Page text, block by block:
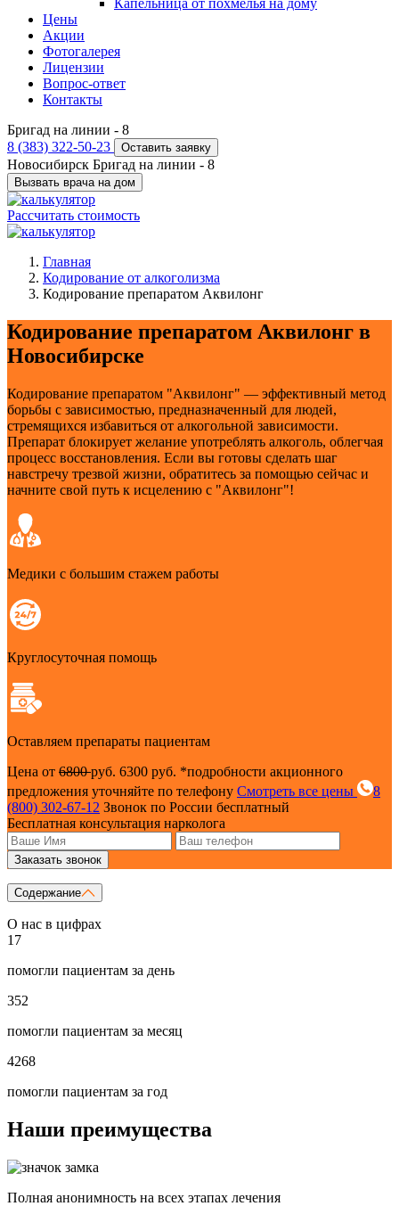
Капельница от похмелья на дому
Цены
Акции
Фотогалерея
Лицензии
Вопрос-ответ
Контакты
Бригад на линии - 8
8 (383) 322-50-23
Оставить заявку
Новосибирск Бригад на линии - 8
Вызвать врача на дом
Рассчитать стоимость
Главная
Кодирование от алкоголизма
Кодирование препаратом Аквилонг
Кодирование препаратом Аквилонг в
Новосибирске
Кодирование препаратом "Аквилонг" — эффективный метод
борьбы с зависимостью, предназначенный для людей,
стремящихся избавиться от алкогольной зависимости.
Препарат блокирует желание употреблять алкоголь, облегчая
процесс восстановления. Если вы готовы сделать шаг
навстречу трезвой жизни, обратитесь за помощью сейчас и
начните свой путь к исцелению с "Аквилонг"!
Медики с большим стажем работы
Круглосуточная помощь
Оставляем препараты пациентам
Цена от 6800руб. 6300 руб. *подробности акционного
предложения уточняйте по телефону Смотреть все цены
8
(800) 302-67-12 Звонок по России бесплатный
Бесплатная консультация нарколога
Заказать звонок
Содержание
О нас в цифрах
17
помогли пациентам за день
352
помогли пациентам за месяц
4268
помогли пациентам за год
Наши преимущества
Полная анонимность на всех этапах лечения